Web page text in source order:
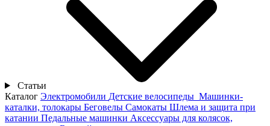
Статьи
Каталог Электромобили Детские велосипеды Машинки-
каталки, толокары Беговелы Самокаты Шлема и защита при
катании Педальные машинки Аксессуары для колясок,